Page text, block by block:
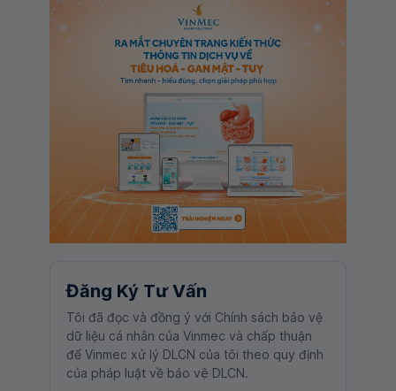
Đăng Ký Tư Vấn
Tôi đã đọc và đồng ý với Chính sách bảo vệ
dữ liệu cá nhân của Vinmec và chấp thuận
để Vinmec xử lý DLCN của tôi theo quy định
của pháp luật về bảo vệ DLCN.